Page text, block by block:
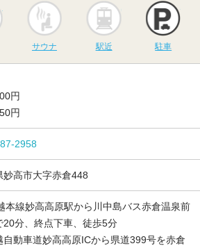
サウナ
サウナ 駅近 駐車
円
円
2958
妙高市大字赤倉448
本線妙高高原駅から川中島バス赤倉温泉前
20分、終点下車、徒歩5分
自動車道妙高高原ICから県道399号を赤倉